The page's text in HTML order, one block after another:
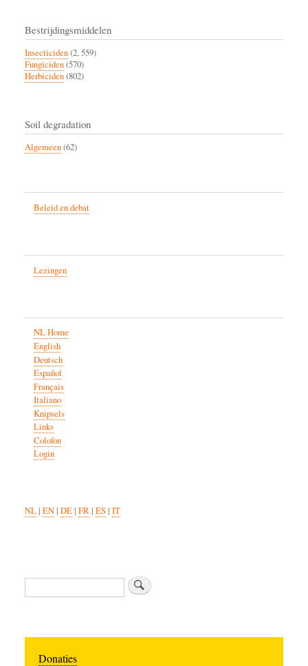
Bestrijdingsmiddelen
Insecticiden(2, 559)
Fungiciden(570)
Herbiciden(802)
Soil degradation
Algemeen(62)
Beleid en debat
Lezingen
NL Home
English
Deutsch
Español
Français
Italiano
Knipsels
Links
Colofon
Login
NL| EN| DE| FR| ES| IT
Zoeken
Donaties